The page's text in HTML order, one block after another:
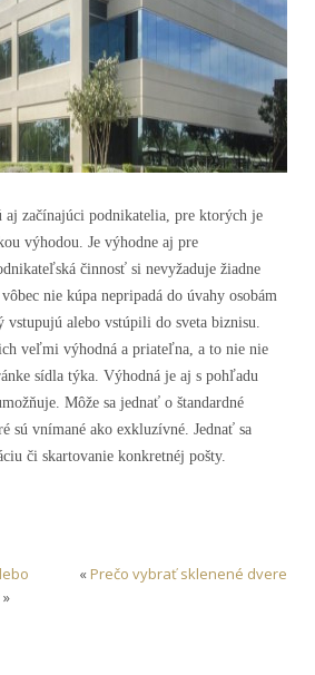
začínajúci podnikatelia, pre ktorých je
výhodou. Je výhodne aj pre
činnosť si nevyžaduje žiadne
nie kúpa nepripadá do úvahy osobám
alebo vstúpili do sveta biznisu.
veľmi výhodná a priateľna, a to nie nie
sídla týka. Výhodná je aj s pohľadu
Môže sa jednať o štandardné
sú vnímané ako exkluzívné. Jednať sa
či skartovanie konkretnéj pošty.
»
« Prečo vybrať sklenené dvere